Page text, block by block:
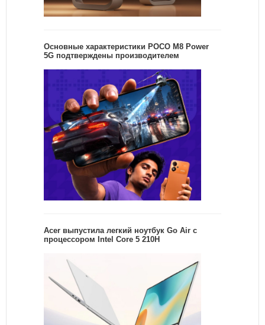
Основные характеристики POCO M8 Power
5G подтверждены производителем
Acer выпустила легкий ноутбук Go Air c
процессором Intel Core 5 210H